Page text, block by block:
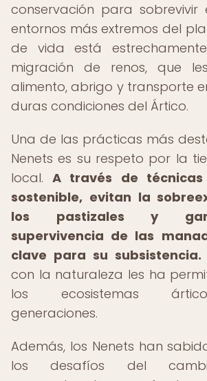
conservación para
entornos más extremos del
de vida está
migración de renos, que
alimento, abrigo y transporte
duras condiciones del Ártico.
Una de las prácticas más
Nenets es su respeto por la
local.A través de
sostenible, evitan la
los pastizales y
supervivencia de las
clave para su subsistencia.
con la naturaleza les ha
los ecosistemas
generaciones.
Además, los Nenets han
los desafíos del